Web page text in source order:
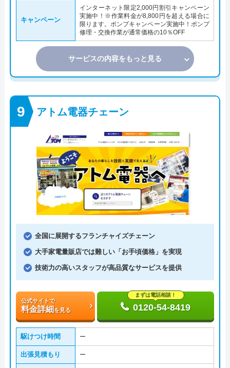
キャンペーン
インターネット限定2,000円割引キャンペーン
実施中！※作業料金が8,800円を超える場合に
限ります。ポンプキャンペーン実施中！ポンプ
修理・交換作業が通常価格の10％OFF
サービスの内容をもっと見る
アトム電器チェーン
全国に展開するフランチャイズチェーン
大手家電量販店では難しい「お手頃価格」を実現
技術力の高いスタッフが高品質なサービスを提供
公式サイトで
料金詳細を見る
まずは電話相談！
0120-54-8419
駆けつけ時間 ー
出張見積もり ー